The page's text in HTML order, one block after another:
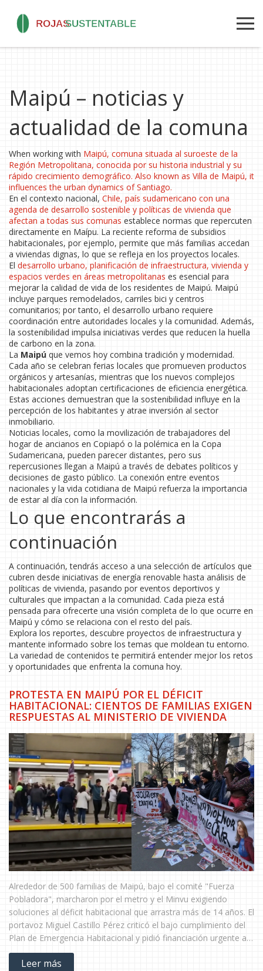
Maipú – noticias y
actualidad de la comuna
When working with Maipú, comuna situada al suroeste de la
Región Metropolitana, conocida por su historia industrial y su
rápido crecimiento demográfico. Also known as Villa de Maipú, it
influences the urban dynamics of Santiago.
En el contexto nacional, Chile, país sudamericano con una
agenda de desarrollo sostenible y políticas de vivienda que
afectan a todas sus comunas establece normas que repercuten
directamente en Maípu. La reciente reforma de subsidios
habitacionales, por ejemplo, permite que más familias accedan
a viviendas dignas, lo que se refleja en los proyectos locales.
El desarrollo urbano, planificación de infraestructura, vivienda y
espacios verdes en áreas metropolitanas es esencial para
mejorar la calidad de vida de los residentes de Maipú. Maipú
incluye parques remodelados, carriles bici y centros
comunitarios; por tanto, el desarrollo urbano requiere
coordinación entre autoridades locales y la comunidad. Además,
la sostenibilidad impulsa iniciativas verdes que reducen la huella
de carbono en la zona.
La Maipú que vemos hoy combina tradición y modernidad.
Cada año se celebran ferias locales que promueven productos
orgánicos y artesanías, mientras que los nuevos complejos
habitacionales adoptan certificaciones de eficiencia energética.
Estas acciones demuestran que la sostenibilidad influye en la
percepción de los habitantes y atrae inversión al sector
inmobiliario.
Noticias locales, como la movilización de trabajadores del
hogar de ancianos en Copiapó o la polémica en la Copa
Sudamericana, pueden parecer distantes, pero sus
repercusiones llegan a Maipú a través de debates políticos y
decisiones de gasto público. La conexión entre eventos
nacionales y la vida cotidiana de Maipú refuerza la importancia
de estar al día con la información.
Lo que encontrarás a
continuación
A continuación, tendrás acceso a una selección de artículos que
cubren desde iniciativas de energía renovable hasta análisis de
políticas de vivienda, pasando por eventos deportivos y
culturales que impactan a la comunidad. Cada pieza está
pensada para ofrecerte una visión completa de lo que ocurre en
Maipú y cómo se relaciona con el resto del país.
Explora los reportes, descubre proyectos de infraestructura y
mantente informado sobre los temas que moldean tu entorno.
La variedad de contenidos te permitirá entender mejor los retos
y oportunidades que enfrenta la comuna hoy.
PROTESTA EN MAIPÚ POR EL DÉFICIT
HABITACIONAL: CIENTOS DE FAMILIAS EXIGEN
RESPUESTAS AL MINISTERIO DE VIVIENDA
Alrededor de 500 familias de Maipú, bajo el comité "Fuerza
Pobladora", marcharon por el metro y el Minvu exigiendo
soluciones al déficit habitacional que arrastra más de 14 años. El
portavoz Miguel Castillo Pérez criticó el bajo cumplimiento del
Plan de Emergencia Habitacional y pidió financiación urgente al
ministro Montes. Las protestas buscan una reunión formal y
compromisos claros.
Leer más